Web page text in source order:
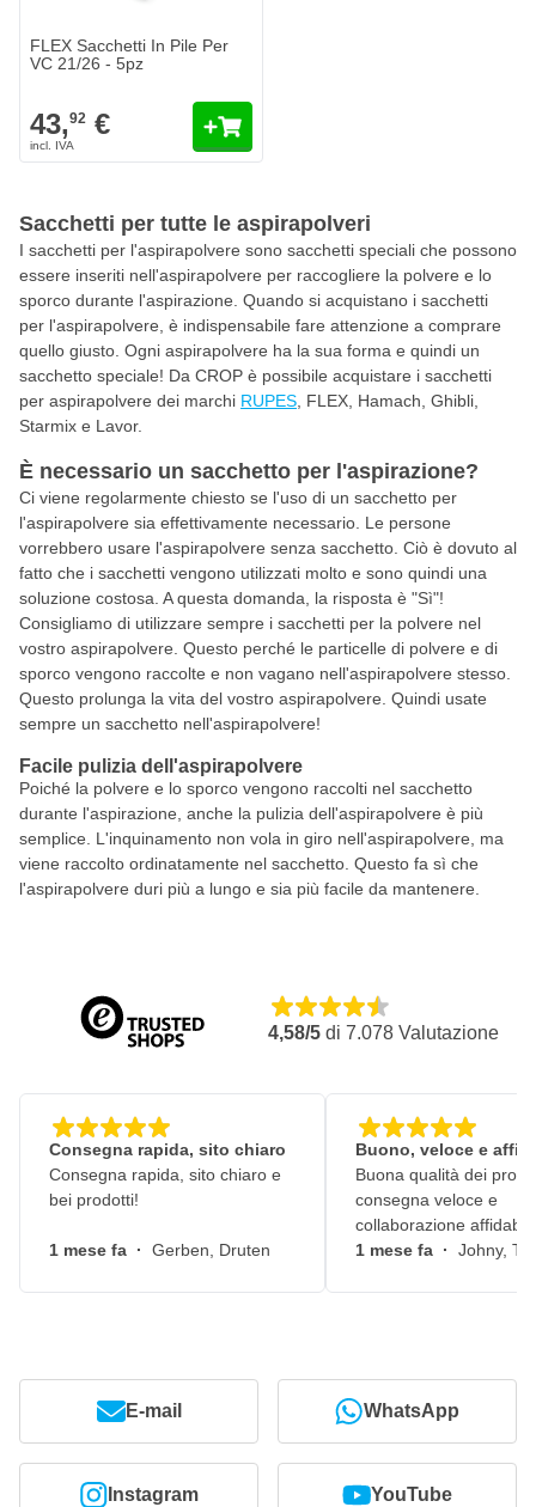
FLEX Sacchetti In Pile Per
VC 21/26 - 5pz
43,92 €
Sacchetti per tutte le aspirapolveri
I sacchetti per l'aspirapolvere sono sacchetti speciali che possono
essere inseriti nell'aspirapolvere per raccogliere la polvere e lo
sporco durante l'aspirazione. Quando si acquistano i sacchetti
per l'aspirapolvere, è indispensabile fare attenzione a comprare
quello giusto. Ogni aspirapolvere ha la sua forma e quindi un
sacchetto speciale! Da CROP è possibile acquistare i sacchetti
per aspirapolvere dei marchi RUPES , FLEX, Hamach, Ghibli,
Starmix e Lavor.
È necessario un sacchetto per l'aspirazione?
Ci viene regolarmente chiesto se l'uso di un sacchetto per
l'aspirapolvere sia effettivamente necessario. Le persone
vorrebbero usare l'aspirapolvere senza sacchetto. Ciò è dovuto al
fatto che i sacchetti vengono utilizzati molto e sono quindi una
soluzione costosa. A questa domanda, la risposta è "Sì"!
Consigliamo di utilizzare sempre i sacchetti per la polvere nel
vostro aspirapolvere. Questo perché le particelle di polvere e di
sporco vengono raccolte e non vagano nell'aspirapolvere stesso.
Questo prolunga la vita del vostro aspirapolvere. Quindi usate
sempre un sacchetto nell'aspirapolvere!
Facile pulizia dell'aspirapolvere
Poiché la polvere e lo sporco vengono raccolti nel sacchetto
durante l'aspirazione, anche la pulizia dell'aspirapolvere è più
semplice. L'inquinamento non vola in giro nell'aspirapolvere, ma
viene raccolto ordinatamente nel sacchetto. Questo fa sì che
l'aspirapolvere duri più a lungo e sia più facile da mantenere.
4,58/5 di 7.078 Valutazione
Consegna rapida, sito chiaro
Consegna rapida, sito chiaro e
bei prodotti!
1 mese fa · Gerben, Druten
Buono, veloce e
Buona qualità dei
consegna veloce e
collaborazione
1 mese fa · Johny,
E-mail WhatsApp
Instagram YouTube